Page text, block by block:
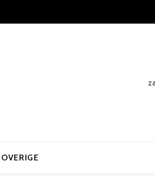
OVERIGE